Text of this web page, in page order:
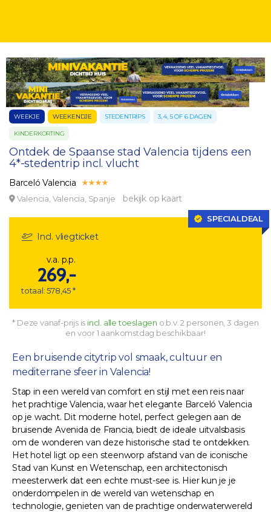
WEEKJE WEEKENDJE STEDENTRIPS 3, 4, 5 OF 6 DAGEN
KINDERKORTING
Ontdek de Spaanse stad Valencia tijdens een
4*-stedentrip incl. vlucht
Barceló Valencia
Valencia, Valencia, Spanje bekijk op kaart
SPECIALDEAL
Incl. vliegticket
v.a. p.p.
269,-
totaal: 578,45 *
* Deze vanaf-prijs is incl. alle toeslagen o.b.v. 2 personen, 3 dagen
en voor 1 aankomstdag beschikbaar!
Een bruisende citytrip vol smaak, cultuur en
mediterrane sfeer in Valencia!
Stap in een wereld van comfort en stijl met een reis naar
het prachtige Valencia, waar het elegante Barceló Valencia
op je wacht. Dit moderne hotel, perfect gelegen aan de
bruisende Avenida de Francia, biedt de ideale uitvalsbasis
om de wonderen van deze historische stad te ontdekken.
Het hotel ligt op een steenworp afstand van de iconische
Stad van Kunst en Wetenschap, een architectonisch
meesterwerk dat een echte must-see is. Hier kun je je
onderdompelen in de wereld van wetenschap en
technologie, genieten van de prachtige onderwaterwereld